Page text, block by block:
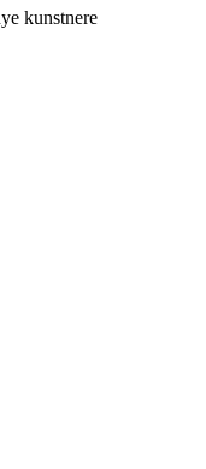
kunstnere